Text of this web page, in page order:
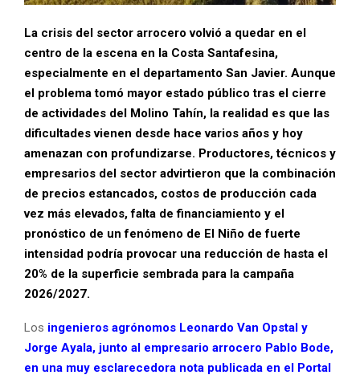
La crisis del sector arrocero volvió a quedar en el
centro de la escena en la Costa Santafesina,
especialmente en el departamento San Javier. Aunque
el problema tomó mayor estado público tras el cierre
de actividades del Molino Tahín, la realidad es que las
dificultades vienen desde hace varios años y hoy
amenazan con profundizarse. Productores, técnicos y
empresarios del sector advirtieron que la combinación
de precios estancados, costos de producción cada
vez más elevados, falta de financiamiento y el
pronóstico de un fenómeno de El Niño de fuerte
intensidad podría provocar una reducción de hasta el
20% de la superficie sembrada para la campaña
2026/2027.
Los ingenieros agrónomos Leonardo Van Opstal y
Jorge Ayala, junto al empresario arrocero Pablo Bode,
en una muy esclarecedora nota publicada en el Portal